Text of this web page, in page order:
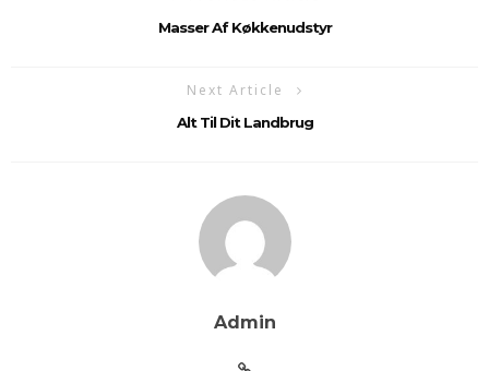
Masser Af Køkkenudstyr
Next Article
Alt Til Dit Landbrug
Admin